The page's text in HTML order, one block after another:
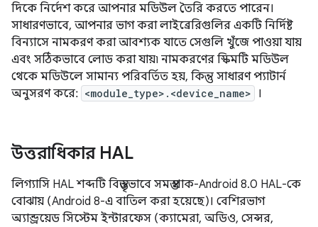
দিকে নির্দেশ করে আপনার মডিউল তৈরি করতে পারেন।
সাধারণভাবে, আপনার ভাগ করা লাইব্রেরিগুলির একটি নির্দিষ্ট
বিন্যাসে নামকরণ করা আবশ্যক যাতে সেগুলি খুঁজে পাওয়া যায়
এবং সঠিকভাবে লোড করা যায়৷ নামকরণের স্কিমটি মডিউল
থেকে মডিউলে সামান্য পরিবর্তিত হয়, কিন্তু সাধারণ প্যাটার্ন
অনুসরণ করে: <module_type>.<device_name> ।
উত্তরাধিকার HAL
লিগ্যাসি HAL শব্দটি বিস্তৃতভাবে সমস্ত প্রাক-Android 8.0 HAL-কে
বোঝায় (Android 8-এ বাতিল করা হয়েছে)। বেশিরভাগ
অ্যান্ড্রয়েড সিস্টেম ইন্টারফেস (ক্যামেরা, অডিও, সেন্সর,